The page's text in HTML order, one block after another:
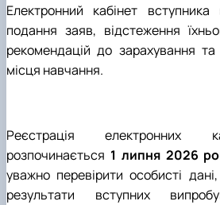
Електронний кабінет
подання заяв, відстеження
рекомендацій до зарахування
місця навчання.
Реєстрація електронних
розпочинається 1 липня 2026
уважно перевірити особисті
результати вступних